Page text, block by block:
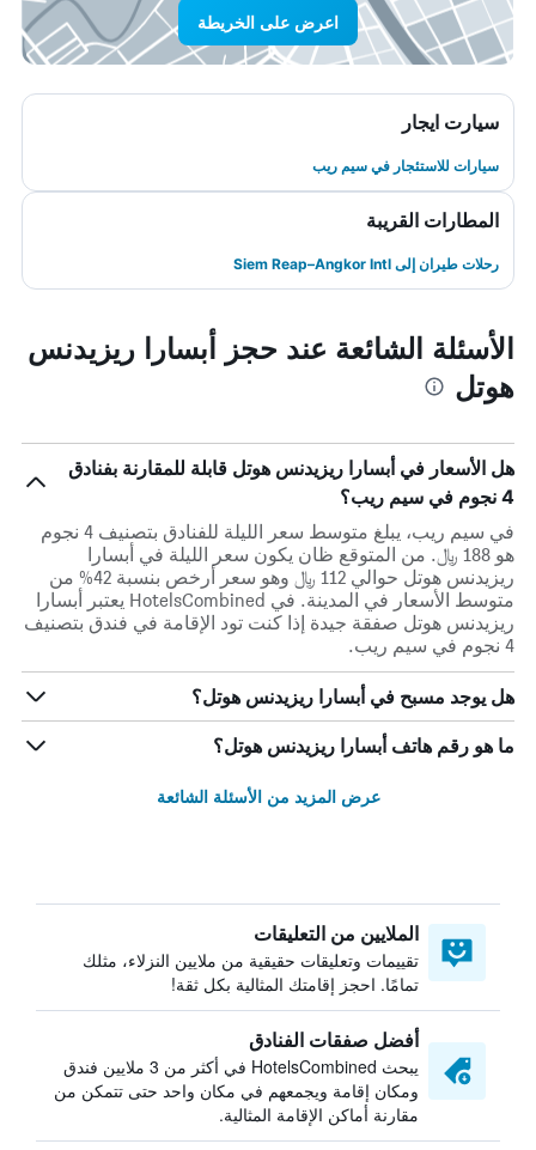
اعرض على الخريطة
سيارت ايجار
سيارات للاستئجار في سيم ريب
المطارات القريبة
رحلات طيران إلى Siem Reap–Angkor Intl
الأسئلة الشائعة عند حجز أبسارا ريزيدنس
هوتل
هل الأسعار في أبسارا ريزيدنس هوتل قابلة للمقارنة بفنادق
4 نجوم في سيم ريب؟
في سيم ريب، يبلغ متوسط ​​سعر الليلة للفنادق بتصنيف 4 نجوم
هو 188 ﷼. من المتوقع ظان يكون سعر الليلة في أبسارا
ريزيدنس هوتل حوالي 112 ﷼ وهو سعر أرخص بنسبة 42% من
متوسط الأسعار في المدينة. في HotelsCombined يعتبر أبسارا
ريزيدنس هوتل صفقة جيدة إذا كنت تود الإقامة في فندق بتصنيف
4 نجوم في سيم ريب.
هل يوجد مسبح في أبسارا ريزيدنس هوتل؟
ما هو رقم هاتف أبسارا ريزيدنس هوتل؟
عرض المزيد من الأسئلة الشائعة
الملايين من التعليقات
تقييمات وتعليقات حقيقية من ملايين النزلاء، مثلك
تمامًا. احجز إقامتك المثالية بكل ثقة!
أفضل صفقات الفنادق
يبحث HotelsCombined في أكثر من 3 ملايين فندق
ومكان إقامة ويجمعهم في مكان واحد حتى تتمكن من
مقارنة أماكن الإقامة المثالية.